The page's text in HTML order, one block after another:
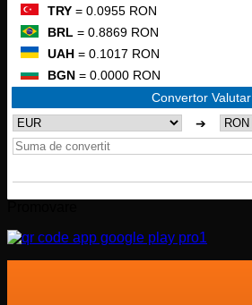
TRY = 0.0955 RON
BRL = 0.8869 RON
UAH = 0.1017 RON
BGN = 0.0000 RON
Convertor Valutar
➔